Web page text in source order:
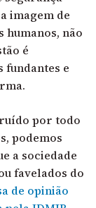
imagem de
não
é
fundantes e
por todo
podemos
a sociedade
favelados do
de opinião